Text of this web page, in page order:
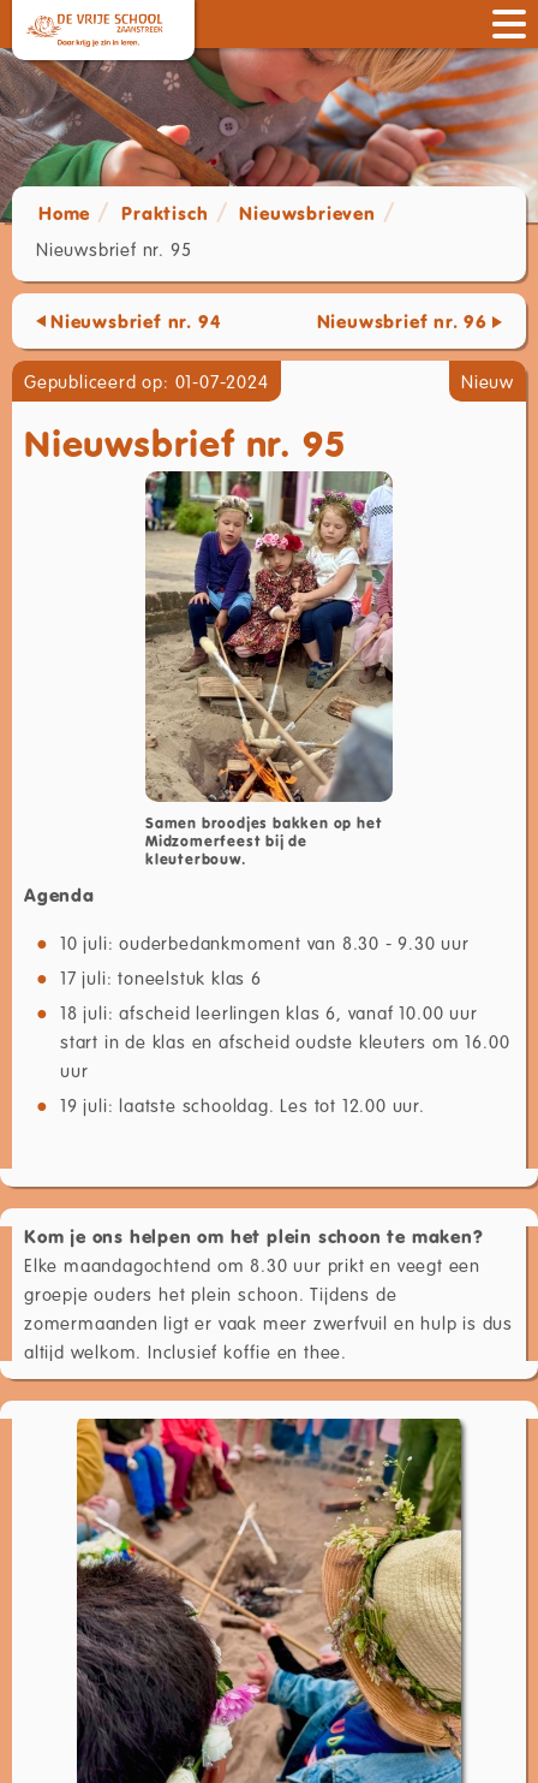
Home Praktisch
Nieuwsbrieven
Nieuwsbrief nr. 95
Nieuwsbrief nr. 94 Nieuwsbrief nr. 96
Gepubliceerd op: 01-07-2024 Nieuw
Nieuwsbrief nr. 95
Samen broodjes bakken op het
Midzomerfeest bij de
kleuterbouw.
Agenda
10 juli: ouderbedankmoment van 8.30 - 9.30 uur
17 juli: toneelstuk klas 6
18 juli: afscheid leerlingen klas 6, vanaf 10.00 uur
start in de klas en afscheid oudste kleuters om 16.00
uur
19 juli: laatste schooldag. Les tot 12.00 uur.
Kom je ons helpen om het plein schoon te maken?
Elke maandagochtend om 8.30 uur prikt en veegt een
groepje ouders het plein schoon. Tijdens de
zomermaanden ligt er vaak meer zwerfvuil en hulp is dus
altijd welkom. Inclusief koffie en thee.